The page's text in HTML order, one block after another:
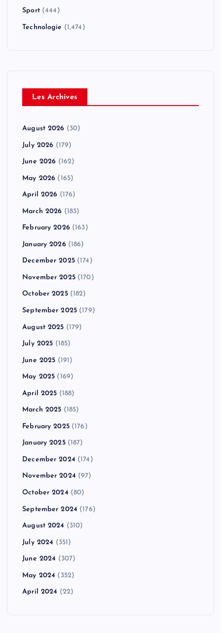
Sport(444)
Technologie (1,474)
Les Archives
August 2026 (30)
July 2026 (179)
June 2026 (162)
May 2026 (165)
April 2026 (176)
March 2026 (183)
February 2026(163)
January 2026(186)
December 2025(174)
November 2025(170)
October 2025(182)
September 2025 (179)
August 2025 (179)
July 2025 (185)
June 2025 (191)
May 2025 (169)
April 2025 (188)
March 2025 (185)
February 2025(176)
January 2025(187)
December 2024 (174)
November 2024 (97)
October 2024 (80)
September 2024 (176)
August 2024 (310)
July 2024 (351)
June 2024 (307)
May 2024 (352)
April 2024 (22)